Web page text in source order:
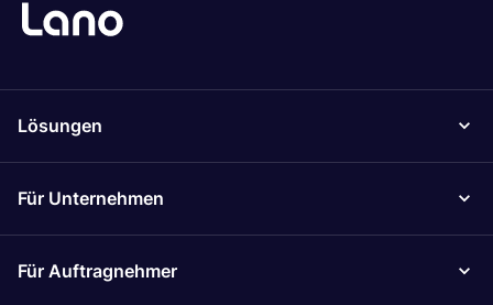
Lösungen
Für Unternehmen
Für Auftragnehmer